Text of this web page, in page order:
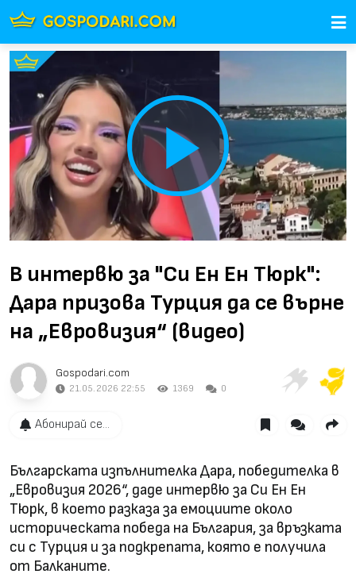
Play
Video
В интервю за "Си Ен Ен Тюрк":
Дара призова Турция да се върне
на „Евровизия“ (видео)
Gospodari.com
21.05.2026 22:55 1369 0
Абонирай се...
Българската изпълнителка Дара, победителка в
„Евровизия 2026“, даде интервю за Си Ен Ен
Тюрк, в което разказа за емоциите около
историческата победа на България, за връзката
си с Турция и за подкрепата, която е получила
от Балканите.